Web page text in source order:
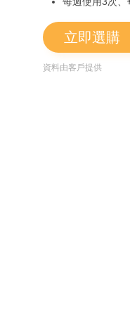
立即選購
資料由客戶提供